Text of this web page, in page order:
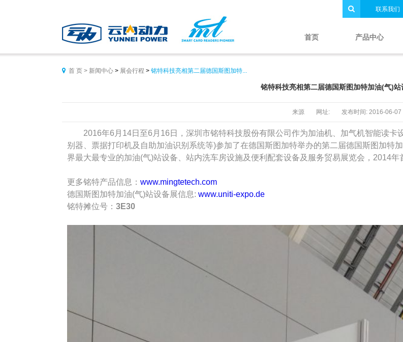
 联系我们
首页 产品中心
 首 页 > 新闻中心 > 展会行程 > 铭特科技亮相第二届德国斯图加特...
铭特科技亮相第二届德国斯图加特加油(气)站
来源 网址: 发布时间:2016-06-07
2016年6 月 14日至6 月 16 日，深圳市铭特科技股份有限公司作为加油机、加气机智能读卡
别器、票据打印机及自助加油识别系统等)参加了在德国斯图加特举办的第二届德国斯图加特
界最大最专业的加油(气)站设备、站内洗车房设施及便利配套设备及服务贸易展览会， 2014年
更多铭特产品信息： www.mingtetech.com
德国斯图加特加油(气)站设备展信息: www.uniti-expo.de
铭特摊位号： 3E30